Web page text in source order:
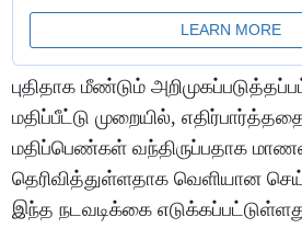
புதிதாக மீண்டும்
மதிப்பீட்டு முறையில்,
மதிப்பெண்கள் வந்திருப்பதாக
தெரிவித்துள்ளதாக வெளியான
இந்த நடவடிக்கை